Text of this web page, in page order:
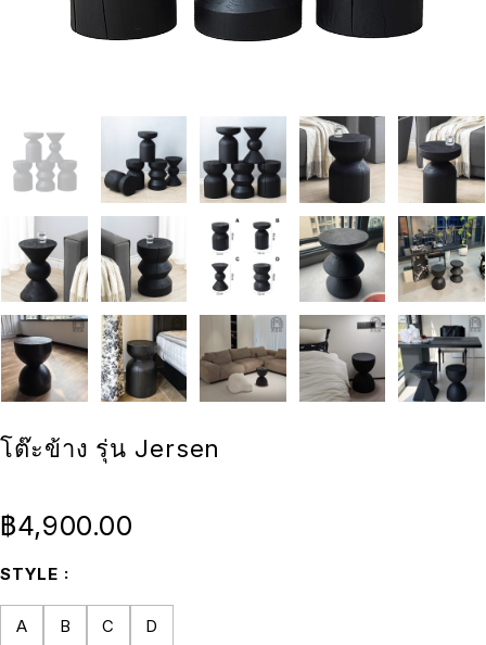
โต๊ะข้าง รุ่น Jersen
฿4,900.00
STYLE
A B C D